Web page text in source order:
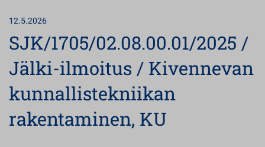
12.5.2026
SJK/1705/02.08.00.01/2025 /
Jälki-ilmoitus / Kivennevan
kunnallistekniikan
rakentaminen, KU